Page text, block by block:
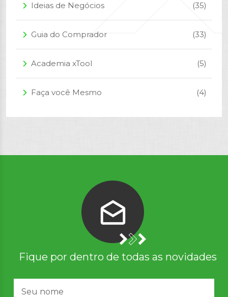
arrow_forward_ios Ideias de Negócios (35)
arrow_forward_ios Guia do Comprador (33)
arrow_forward_ios Academia xTool (5)
arrow_forward_ios Faça você Mesmo (4)
Fique por dentro de todas as novidades